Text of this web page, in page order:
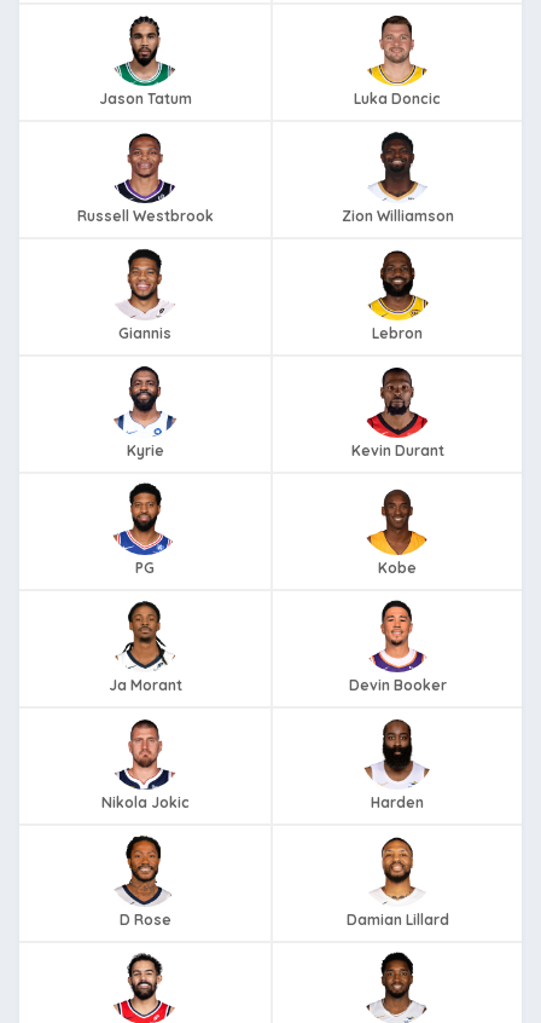
Jason Tatum Luka Doncic
Russell Westbrook Zion Williamson
Giannis Lebron
Kyrie Kevin Durant
PG Kobe
Ja Morant Devin Booker
Nikola Jokic Harden
D Rose Damian Lillard